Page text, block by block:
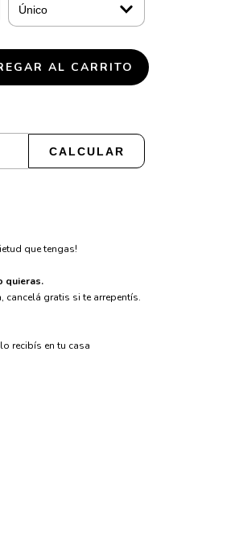
CALCULAR
que tengas!
quieras.
cancelá gratis si te arrepentís.
recibís en tu casa